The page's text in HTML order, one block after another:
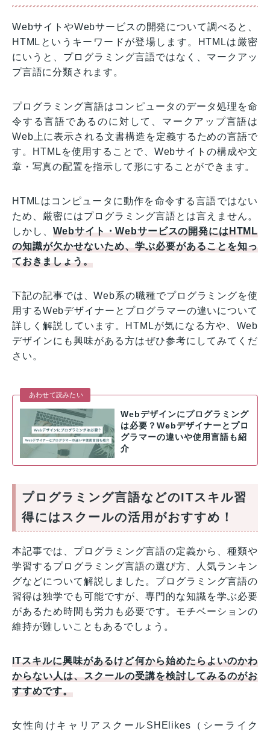
WebサイトやWebサービスの開発について調べると、
HTMLというキーワードが登場します。HTMLは厳密
にいうと、プログラミング言語ではなく、マークアッ
プ言語に分類されます。
プログラミング言語はコンピュータのデータ処理を命
令する言語であるのに対して、マークアップ言語は
Web上に表示される文書構造を定義するための言語で
す。HTMLを使用することで、Webサイトの構成や文
章・写真の配置を指示して形にすることができます。
HTMLはコンピュータに動作を命令する言語ではない
ため、厳密にはプログラミング言語とは言えません。
しかし、 Webサイト・Webサービスの開発にはHTML
の知識が欠かせないため、学ぶ必要があることを知っ
ておきましょう。
下記の記事では、Web系の職種でプログラミングを使
用するWebデザイナーとプログラマーの違いについて
詳しく解説しています。HTMLが気になる方や、Web
デザインにも興味がある方はぜひ参考にしてみてくだ
さい。
あわせて読みたい
Webデザインにプログラミング
は必要？Webデザイナーとプロ
グラマーの違いや使用言語も紹
介
プログラミング言語などのITスキル習
得にはスクールの活用がおすすめ！
本記事では、プログラミング言語の定義から、種類や
学習するプログラミング言語の選び方、人気ランキン
グなどについて解説しました。プログラミング言語の
習得は独学でも可能ですが、専門的な知識を学ぶ必要
があるため時間も労力も必要です。モチベーションの
維持が難しいこともあるでしょう。
ITスキルに興味があるけど何から始めたらよいのかわ
からない人は、スクールの受講を検討してみるのがお
すすめです。
女性向けキャリアスクールSHElikes（シーライク